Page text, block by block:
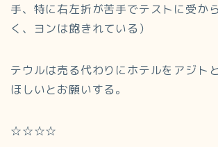
手、特に右左折が苦手でテストに受か
く、ヨンは飽きれている）
テウルは売る代わりにホテルをアジト
ほしいとお願いする。
☆☆☆☆